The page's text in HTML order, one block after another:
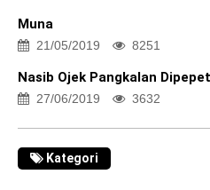
Muna
21/05/2019 8251
Nasib Ojek Pangkalan
27/06/2019 3632
Kategori